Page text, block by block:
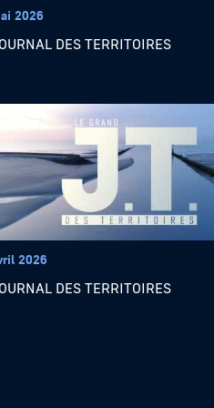
2026
DES TERRITOIRES
2026
DES TERRITOIRES